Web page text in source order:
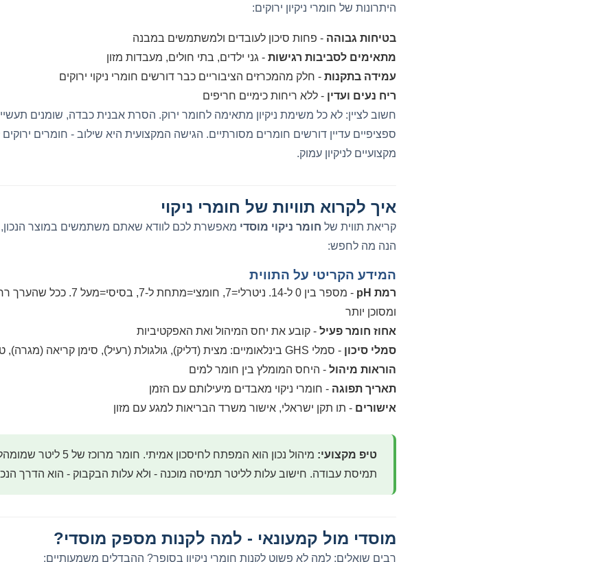
היתרונות של חומרי ניקיון ירוקים:
בטיחות גבוהה - פחות סיכון לעובדים ולמשתמשים במבנה
מתאימים לסביבות רגישות - גני ילדים, בתי חולים, מעבדות מזון
עמידה בתקנות - חלק מהמכרזים הציבוריים כבר דורשים חומרי ניקוי ירוקים
ריח נעים ועדין - ללא ריחות כימיים חריפים
חשוב לציין: לא כל משימת ניקיון מתאימה לחומר ירוק. הסרת אבנית כבדה, שומנים
ספציפיים עדיין דורשים חומרים מסורתיים. הגישה המקצועית היא שילוב - חומרים ירוקים
מקצועיים לניקיון עמוק.
איך לקרוא תוויות של חומרי ניקוי
קריאת תווית של חומר ניקוי מוסדי מאפשרת לכם לוודא שאתם משתמשים במוצר הנכון,
הנה מה לחפש:
המידע הקריטי על התווית
רמת pH
ומסוכן יותר
אחוז חומר פעיל - קובע את יחס המיהול ואת האפקטיביות
סמלי סיכון - סמלי GHS בינלאומיים: מצית (דליק), גולגולת (רעיל), סימן קריאה (מגרה), טיפה על יד (מאכל)
הוראות מיהול - היחס המומלץ בין חומר למים
תאריך תפוגה - חומרי ניקוי מאבדים מיעילותם עם הזמן
אישורים - תו תקן ישראלי, אישור משרד הבריאות למגע עם מזון
טיפ מקצועי:
תמיסת עבודה. חישוב עלות לליטר תמיסה מוכנה - ולא עלות הבקבוק - הוא הדרך
מוסדי מול קמעונאי - למה לקנות מספק מוסדי?
רבים שואלים: למה לא פשוט לקנות חומרי ניקיון בסופר? ההבדלים משמעותיים: